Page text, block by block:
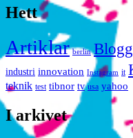
Hett
Artiklar berlin Blogg
industri innovation Instagram it
teknik test tibnor tv usa yahoo
I arkivet